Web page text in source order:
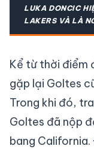
LUKA DONCIC
LAKERS VÀ LÀ
Kể từ thời điểm
gặp lại Goltes
Trong khi đó,
Goltes đã nộp
bang